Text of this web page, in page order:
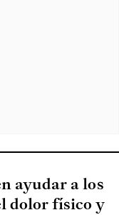
ayudar a los
dolor físico y